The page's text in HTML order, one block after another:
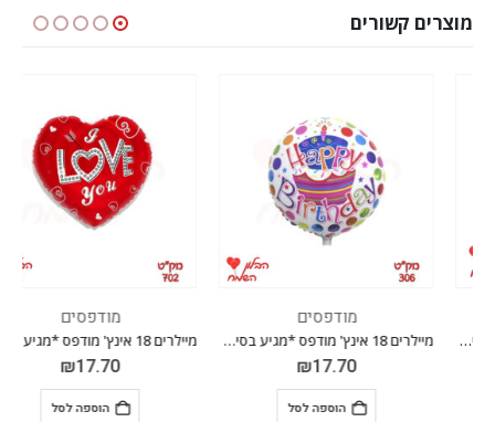
מוצרים קשורים
מודפסים
מיילרים 18 אינץ' מודפס *מגיע בסיטונאות חבילה של 5 יח' *
₪17.70
הוספה לסל
מודפסים
מיילרים 18 אינץ' מודפס *מגיע בסיטונאות חבילה של 5 יח'*
₪17.70
הוספה לסל